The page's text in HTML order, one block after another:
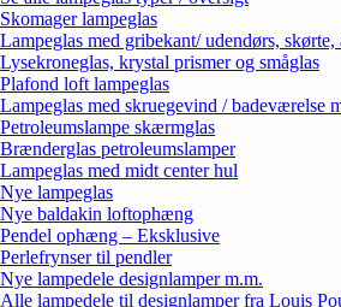
Skomager lampeglas
Lampeglas med gribekant/ udendørs, skørte,
Lysekroneglas, krystal prismer og småglas
Plafond loft lampeglas
Lampeglas med skruegevind / badeværelse
Petroleumslampe skærmglas
Brænderglas petroleumslamper
Lampeglas med midt center hul
Nye lampeglas
Nye baldakin loftophæng
Pendel ophæng – Eksklusive
Perlefrynser til pendler
Nye lampedele designlamper m.m.
Alle lampedele til designlamper fra Louis